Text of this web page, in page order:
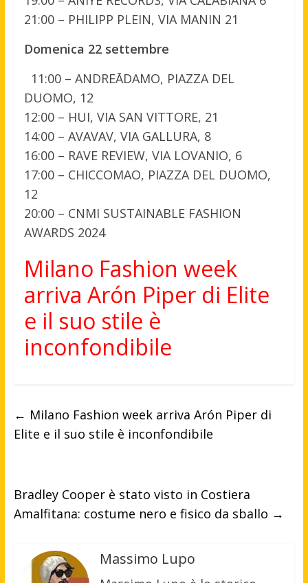
21:00 – PHILIPP PLEIN, VIA MANIN 21
Domenica 22 settembre
11:00 – ANDREĀDAMO, PIAZZA DEL
DUOMO, 12
12:00 – HUI, VIA SAN VITTORE, 21
14:00 – AVAVAV, VIA GALLURA, 8
16:00 – RAVE REVIEW, VIA LOVANIO, 6
17:00 – CHICCOMAO, PIAZZA DEL DUOMO,
12
20:00 – CNMI SUSTAINABLE FASHION
AWARDS 2024
Milano Fashion week
arriva Arón Piper di Elite
e il suo stile è
inconfondibile
← Milano Fashion week arriva Arón Piper di
Elite e il suo stile è inconfondibile
Bradley Cooper è stato visto in Costiera
Amalfitana: costume nero e fisico da sballo →
Massimo Lupo